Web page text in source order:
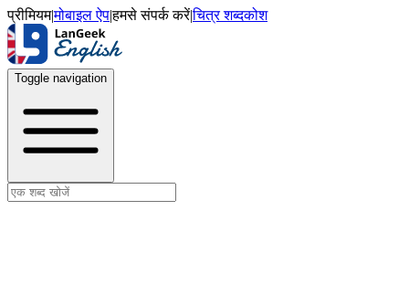
प्रीमियम|मोबाइल ऐप|हमसे संपर्क करें|चित्र शब्दकोश
Toggle navigation